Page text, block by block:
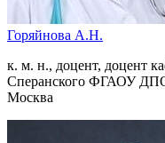
Горяйнова А.Н.
к. м. н., доцент, доцент
Сперанского ФГАОУ
Москва